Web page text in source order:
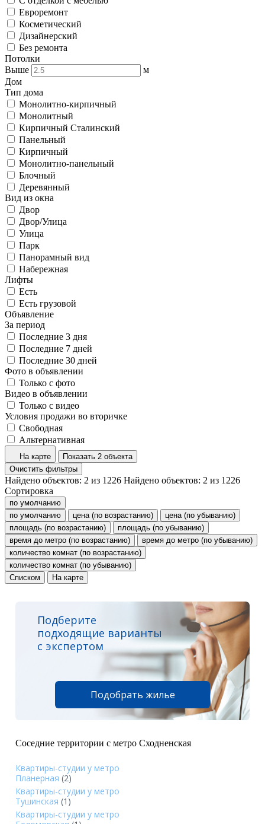
Евроремонт
Косметический
Дизайнерский
Без ремонта
Потолки
Выше
м
Дом
Тип дома
Монолитно-кирпичный
Монолитный
Кирпичный Сталинский
Панельный
Кирпичный
Монолитно-панельный
Блочный
Деревянный
Вид из окна
Двор
Двор/Улица
Улица
Парк
Панорамный вид
Набережная
Лифты
Есть
Есть грузовой
Объявление
За период
Последние 3 дня
Последние 7 дней
Последние 30 дней
Фото в объявлении
Только с фото
Видео в объявлении
Только с видео
Условия продажи во вторичке
Свободная
Альтернативная
На карте
Показать 2 объекта
Очистить фильтры
Найдено объектов: 2 из 1226 Найдено объектов: 2 из 1226
Сортировка
по умолчанию
по умолчанию
цена (по возрастанию)
цена (по убыванию)
площадь (по возрастанию)
площадь (по убыванию)
время до метро (по возрастанию)
время до метро (по убыванию)
количество комнат (по возрастанию)
количество комнат (по убыванию)
Списком
На карте
Подберите
подходящие варианты
с экспертом
Подобрать жилье
Соседние территории с метро Сходненская
Квартиры-студии у метро
Планерная (2)
Квартиры-студии у метро
Тушинская (1)
Квартиры-студии у метро